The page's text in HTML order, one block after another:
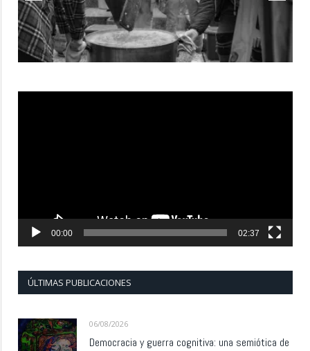
00:00 02:37
ÚLTIMAS PUBLICACIONES
06/08/2026
Democracia y guerra cognitiva: una semiótica de